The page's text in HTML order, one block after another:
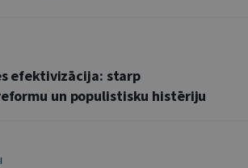
efektivizācija: starp
un populistisku histēriju